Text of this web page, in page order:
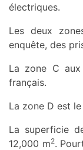
électriques.
Les deux
enquête, des
La zone C
français.
La zone D est
La superficie
12,000 m2.